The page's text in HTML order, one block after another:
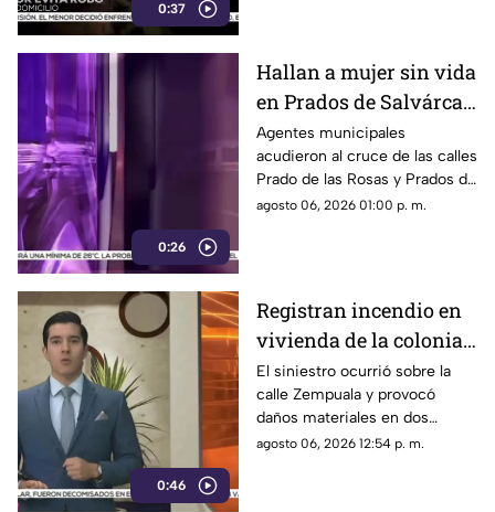
0:37
0:26
Hallan a mujer sin vida
en Prados de Salvárcar;
cuerpo no presentaba
huellas de violencia
Agentes municipales
acudieron al cruce de las calles
Prado de las Rosas y Prados de
Azucenas tras el reporte del
agosto 06, 2026 01:00 p. m.
0:46
Registran incendio en
vivienda de la colonia
Fronteriza; bomberos
controlan las llamas
El siniestro ocurrió sobre la
calle Zempuala y provocó
daños materiales en dos
habitaciones; Protección Civil
agosto 06, 2026 12:54 p. m.